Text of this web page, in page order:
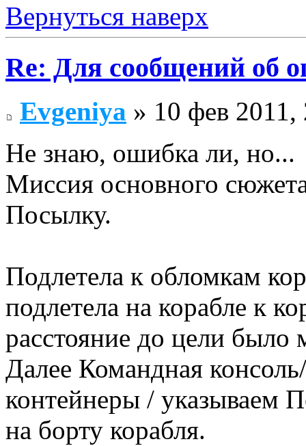
Вернуться наверх
Re: Для сообщений об
Evgeniya » 10 фев 2011,
Не знаю, ошибка ли, но...
Миссия основного
Посылку.
Подлетела к обломкам
подлетела на корабле к
расстояние до цели было
Далее Командная
контейнеры / указываем
на борту корабля.